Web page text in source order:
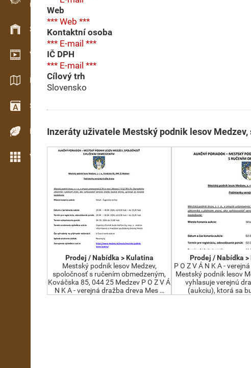
Evidence dřeva v terénu
Skladové hospodářství
Video showroom
Katalogy / Brožury
Slovník
Dřeviny
Více možností
Web
*** Web ***
Kontaktní osoba
*** E-mail ***
IČ DPH
*** E-mail ***
Cílový trh
Slovensko
Inzeráty uživatele Mestský podnik lesov Medzev,
Prodej / Nabídka > Kulatina
Mestský podnik lesov Medzev,
spoločnosť s ručením obmedzeným,
Kováčska 85, 044 25 Medzev P O Z V Á
N K A - verejná dražba dreva Mes …
Prodej / Nabídka
P O Z V Á N K A -
Mestský podnik lesov
vyhlasuje verejnú
(aukciu), ktorá sa